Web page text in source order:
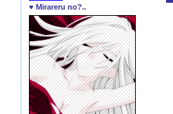
♥ Mirareru no?..